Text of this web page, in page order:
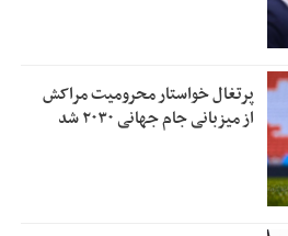
پرتغال خواستار محرومیت مراکش
از میزبانی جام جهانی ۲۰۳۰ شد